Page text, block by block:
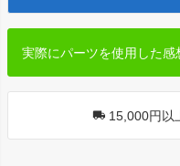
実際にパーツを使用した感
15,000円以